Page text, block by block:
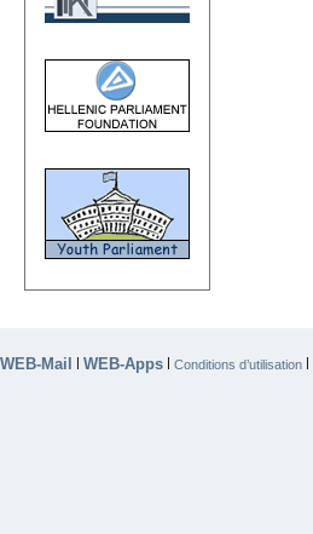
WEB-Mail WEB-Apps Conditions d’utilisation